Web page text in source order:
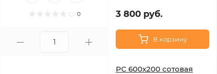
0 3 800 руб.
В корзину
РС 600х200 сотовая